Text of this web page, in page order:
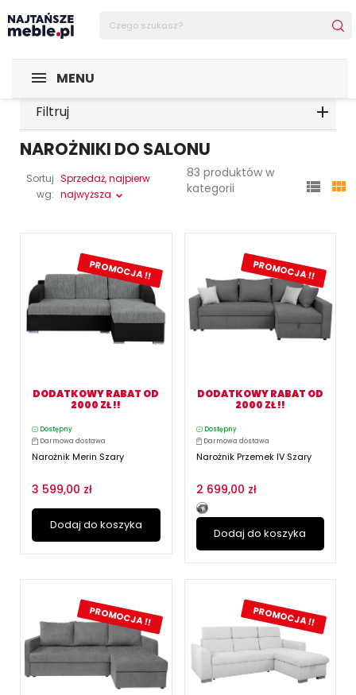
MENU
Filtruj
NAROŻNIKI DO SALONU
Sortuj
wg:
Sprzedaż, najpierw
najwyższa
83 produktów w
kategorii
 
PROMOCJA !!
DODATKOWY RABAT OD
2000 ZŁ !!
Dostępny
Darmowa dostawa
Narożnik Merin Szary
3 599,00 zł
Dodaj do koszyka
PROMOCJA !!
DODATKOWY RABAT OD
2000 ZŁ !!
Dostępny
Darmowa dostawa
Narożnik Przemek IV Szary
2 699,00 zł
Dodaj do koszyka
PROMOCJA !! PROMOCJA !!